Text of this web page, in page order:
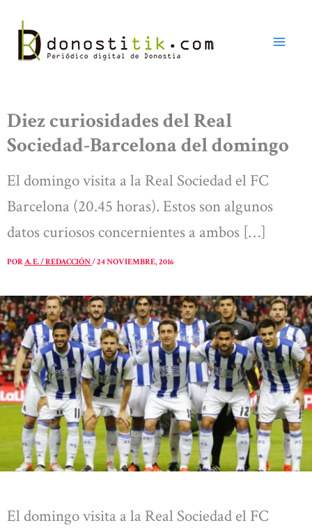
contenido
Diez curiosidades del Real
Sociedad-Barcelona del domingo
El domingo visita a la Real Sociedad el FC
Barcelona (20.45 horas). Estos son algunos
datos curiosos concernientes a ambos […]
PORA. E. / REDACCIÓN/24 NOVIEMBRE, 2016
El domingo visita a la Real Sociedad el FC